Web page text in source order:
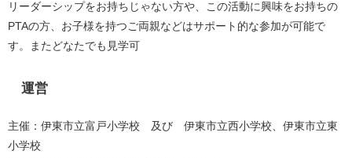
リーダーシップをお持ちじゃない方や、この活動に興味をお持ちの
PTAの方、お子様を持つご両親などはサポート的な参加が可能で
す。またどなたでも見学可
運営
主催：伊東市立富戸小学校 及び 伊東市立西小学校、伊東市立東
小学校